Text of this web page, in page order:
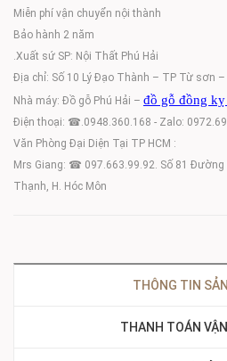
Miễn phí vận chuyển nội thành
Bảo hành 2 năm
.Xuất sứ SP: Nội Thất Phú Hải
Địa chỉ: Số 10 Lý Đạo Thành – TP Từ sơn
Nhà máy: Đồ gỗ Phú Hải – đồ gỗ đồng
Điện thoại: ☎.0948.360.168 - Zalo:
Văn Phòng Đại Diện Tại TP HCM :
Mrs Giang: ☎ 097.663.99.92. Số 81 Đường
Thạnh, H. Hóc Môn
THÔNG TIN
THANH TOÁN